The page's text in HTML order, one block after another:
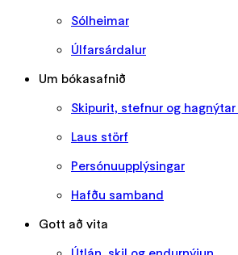
Sólheimar
Úlfarsárdalur
Um bókasafnið
Skipurit, stefnur og
Laus störf
Persónuupplýsingar
Hafðu samband
Gott að vita